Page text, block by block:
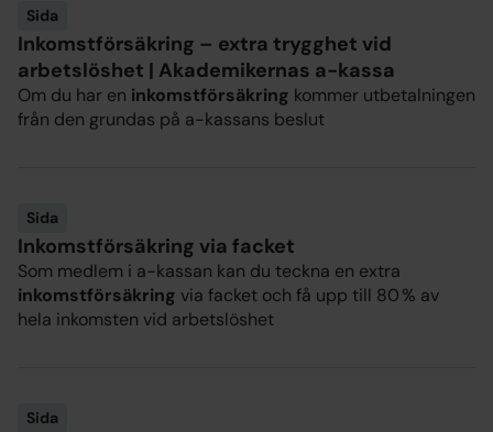
Sida
Inkomstförsäkring – extra trygghet vid
arbetslöshet | Akademikernas a-kassa
Om du har en inkomstförsäkring kommer utbetalningen
från den grundas på a-kassans beslut
Sida
Inkomstförsäkring via facket
Som medlem i a-kassan kan du teckna en extra
inkomstförsäkring via facket och få upp till 80 % av
hela inkomsten vid arbetslöshet
Sida